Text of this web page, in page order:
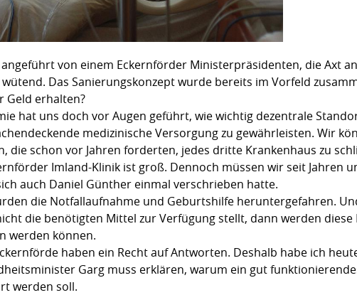
von einem Eckernförder Ministerpräsidenten, die Axt
Das Sanierungskonzept wurde bereits im Vorfeld
Geld erhalten?
hat uns doch vor Augen geführt, wie wichtig dezentrale
medizinische Versorgung zu gewährleisten. Wir
die schon vor Jahren forderten, jedes dritte Krankenhaus zu
Imland-Klinik ist groß. Dennoch müssen wir seit Jahren
auch Daniel Günther einmal verschrieben hatte.
die Notfallaufnahme und Geburtshilfe heruntergefahren.
die benötigten Mittel zur Verfügung stellt, dann werden
werden können.
haben ein Recht auf Antworten. Deshalb habe ich
Garg muss erklären, warum ein gut
werden soll.